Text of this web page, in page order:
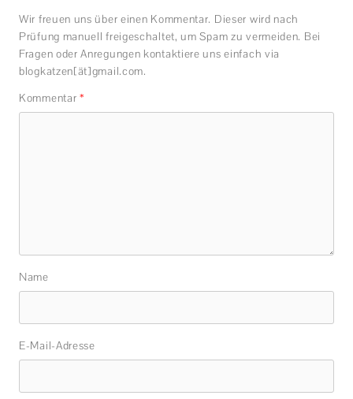
Wir freuen uns über einen Kommentar. Dieser wird nach
Prüfung manuell freigeschaltet, um Spam zu vermeiden. Bei
Fragen oder Anregungen kontaktiere uns einfach via
blogkatzen[ät]gmail.com.
Kommentar *
Name
E-Mail-Adresse